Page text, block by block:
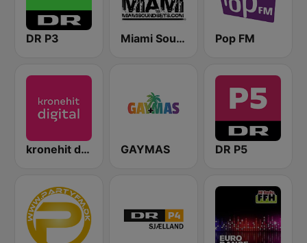
DR P3 Miami SoundSets Pop FM
kronehit digital GAYMAS DR P5